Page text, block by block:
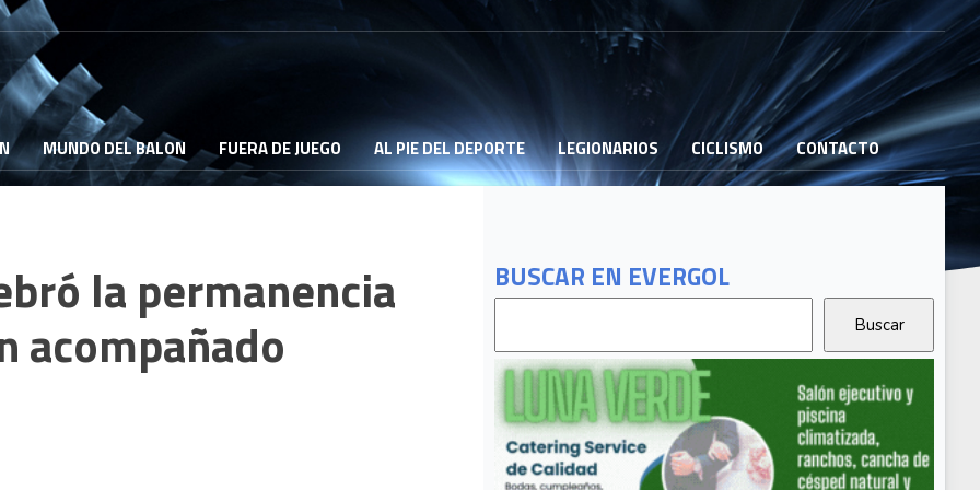
MUNDO DEL BALON FUERA DE JUEGO AL PIE DEL DEPORTE LEGIONARIOS CICLISMO CONTACTO
BUSCAR EN EVERGOL
la permanencia
acompañado